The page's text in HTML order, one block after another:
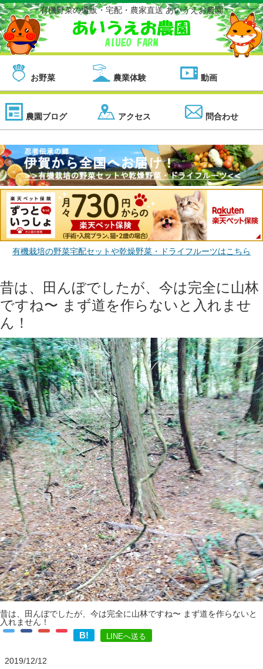
有機野菜の通販・宅配・農家直送 あいうえお農園
お野菜 農業体験 動画
農園ブログ アクセス 問合わせ
有機栽培の野菜宅配セットや乾燥野菜・ドライフルーツはこちら
昔は、田んぼでしたが、今は完全に山林
ですね〜 まず道を作らないと入れませ
ん！
昔は、田んぼでしたが、今は完全に山林ですね〜 まず道を作らないと
入れません！
B! LINEへ送る
2019/12/12